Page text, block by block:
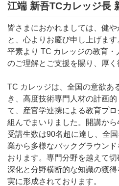
江端 新吾TCカレッジ長
皆さまにおかれましては、健
と、心よりお慶び申し上げます
平素より TC カレッジの教育・
のご理解とご支援を賜り、厚く
TC カレッジは、全国の意欲あ
き、高度技術専門人材の計画
て、産官学連携による教育プ
組んでまいりました。開講か
受講生数は90名超に達し、全
業から多様なバックグラウン
おります。専門分野を越えて
深化と分野横断的な知識の獲
実に形成されております。